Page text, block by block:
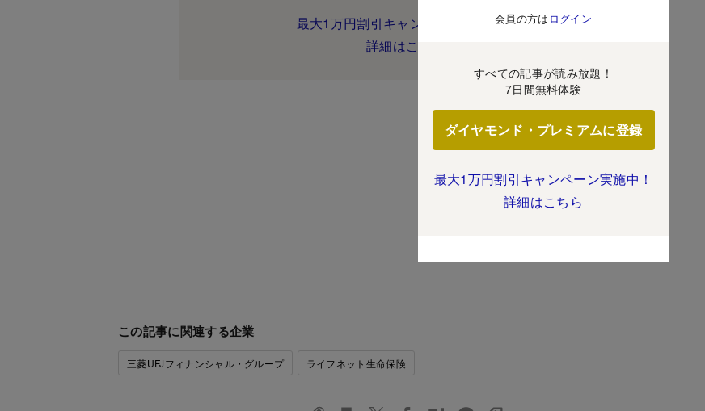
最大1万円割引キャンペーン実施中！
詳細はこちら
会員の方は ログイン
すべての記事が読み放題！
7日間無料体験
ダイヤモンド・プレミアムに登録
最大1万円割引キャンペーン実施中！
詳細はこちら
この記事に関連する企業
三菱UFJフィナンシャル・グループ ライフネット生命保険